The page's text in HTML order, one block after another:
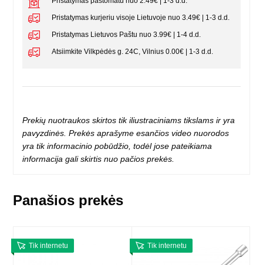
Pristatymas kurjeriu visoje Lietuvoje nuo 3.49€ | 1-3 d.d.
Pristatymas Lietuvos Paštu nuo 3.99€ | 1-4 d.d.
Atsiimkite Vilkpėdės g. 24C, Vilnius 0.00€ | 1-3 d.d.
Prekių nuotraukos skirtos tik iliustraciniams tikslams ir yra
pavyzdinės. Prekės aprašyme esančios video nuorodos
yra tik informacinio pobūdžio, todėl jose pateikiama
informacija gali skirtis nuo pačios prekės.
Panašios prekės
Tik internetu Tik internetu